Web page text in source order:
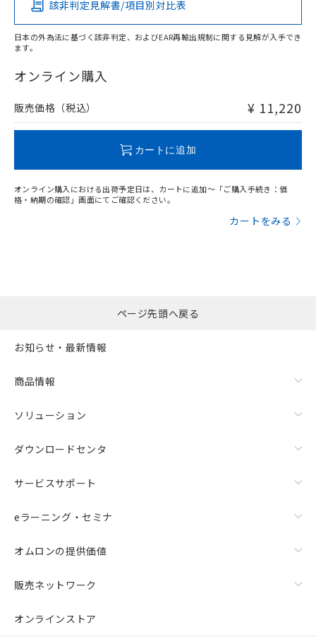
O
在庫等で未対応品が混在する可能性があります。
問い合わせください。
該非判定見解書/項目別対比表
日本の外為法に基づく該非判定、およびEAR再輸出規制に関する見解が入手でき
ます。
オンライン購入
販売価格（税込） ¥ 11,220
カートに追加
オンライン購入における出荷予定日は、カートに追加～「ご購入手続き：価
格・納期の確認」画面にてご確認ください。
カートをみる
ページ先頭へ戻る
お知らせ・最新情報
商品情報
ソリューション
ダウンロードセンタ
サービスサポート
eラーニング・セミナ
オムロンの提供価値
販売ネットワーク
オンラインストア